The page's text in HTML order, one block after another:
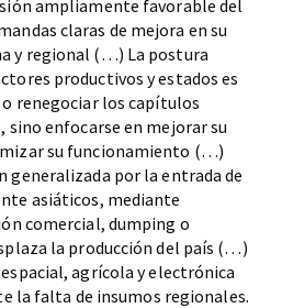
ampliamente favorable del
claras de mejora en su
y regional (…) La postura
productivos y estados es
renegociar los capítulos
enfocarse en mejorar su
su funcionamiento (…)
generalizada por la entrada de
asiáticos, mediante
comercial, dumping o
la producción del país (…)
agrícola y electrónica
la falta de insumos regionales.